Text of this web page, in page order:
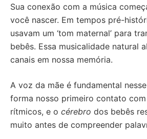
Sua conexão com a música
você nascer. Em tempos pré-
usavam um ‘tom maternal’ para
bebês. Essa musicalidade natural
canais em nossa memória.
A voz da mãe é fundamental
forma nosso primeiro contato
rítmicos, e o cérebro dos bebês
muito antes de compreender